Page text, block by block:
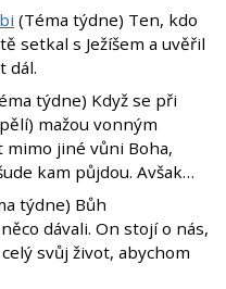
(Téma týdne) Ten, kdo
setkal s Ježíšem a uvěřil
dál.
týdne) Když se při
mažou vonným
jiné vůni Boha,
kam půjdou. Avšak…
týdne) Bůh
dávali. On stojí o nás,
svůj život, abychom